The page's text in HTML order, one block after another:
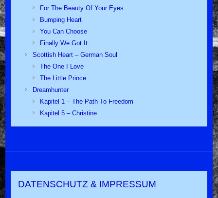
For The Beauty Of Your Eyes
Bumping Heart
You Can Choose
Finally We Got It
Scottish Heart – German Soul
The One I Love
The Little Prince
Dreamhunter
Kapitel 1 – The Path To Freedom
Kapitel 5 – Christine
DATENSCHUTZ & IMPRESSUM